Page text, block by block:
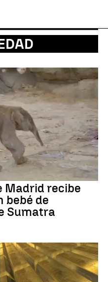
Madrid recibe
bebé de
Sumatra